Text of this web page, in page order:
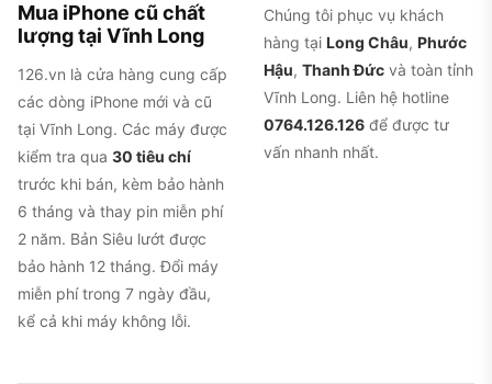
Mua iPhone cũ chất
lượng tại Vĩnh Long
126.vn là cửa hàng cung cấp
các dòng iPhone mới và cũ
tại Vĩnh Long. Các máy được
kiểm tra qua 30 tiêu chí
trước khi bán, kèm bảo hành
6 tháng và thay pin miễn phí
2 năm. Bản Siêu lướt được
bảo hành 12 tháng. Đổi máy
miễn phí trong 7 ngày đầu,
kể cả khi máy không lỗi.
Chúng tôi phục vụ khách
hàng tại Long Châu, Phước
Hậu, Thanh Đức và toàn tỉnh
Vĩnh Long. Liên hệ hotline
0764.126.126 để được tư
vấn nhanh nhất.